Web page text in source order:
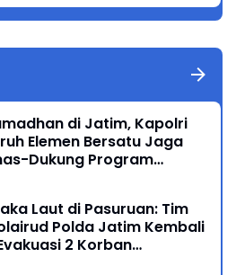
di Jatim, Kapolri
Elemen Bersatu Jaga
Dukung Program
Laut di Pasuruan: Tim
Polda Jatim Kembali
2 Korban